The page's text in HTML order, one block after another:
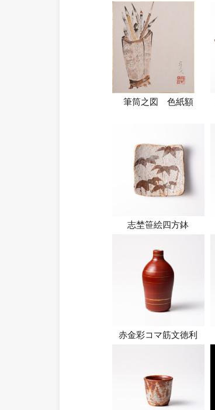
筆筒之図 色紙額
志埜笹絵四方鉢
赤金彩コマ筋文徳利